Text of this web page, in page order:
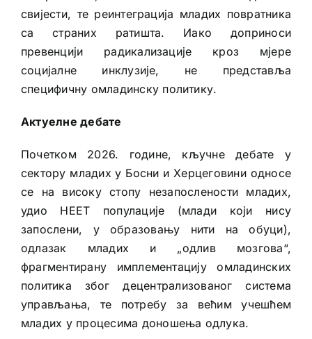
свијести, те реинтеграција младих повратника
са страних ратишта. Иако доприноси
превенцији радикализације кроз мјере
социјалне инклузије, не представља
специфичну омладинску политику.
Актуелне дебате
Почетком 2026. године, кључне дебате у
сектору младих у Босни и Херцеговини односе
се на високу стопу незапослености младих,
удио НЕЕТ популације (млади који нису
запослени, у образовању нити на обуци),
одлазак младих и „одлив мозгова“,
фрагментирану имплементацију омладинских
политика због децентрализованог система
управљања, те потребу за већим учешћем
младих у процесима доношења одлука.